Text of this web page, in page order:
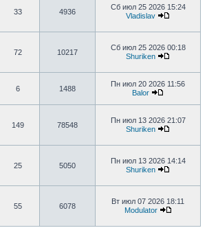
33 4936
Сб июл 25 2026 15:24
Vladislav
72 10217
Сб июл 25 2026 00:18
Shuriken
6 1488
Пн июл 20 2026 11:56
Balor
149 78548
Пн июл 13 2026 21:07
Shuriken
25 5050
Пн июл 13 2026 14:14
Shuriken
55 6078
Вт июл 07 2026 18:11
Modulator